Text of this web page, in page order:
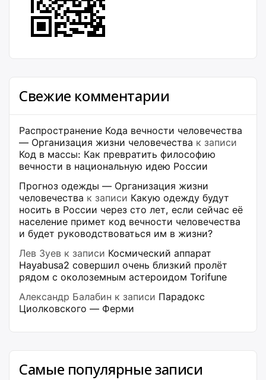
Свежие комментарии
Распространение Кода вечности человечества
— Организация жизни человечества к записи
Код в массы: Как превратить философию
вечности в национальную идею России
Прогноз одежды — Организация жизни
человечества к записи Какую одежду будут
носить в России через сто лет, если сейчас её
население примет код вечности человечества
и будет руководствоваться им в жизни?
Лев Зуев к записи Космический аппарат
Hayabusa2 совершил очень близкий пролёт
рядом с околоземным астероидом Torifune
Александр Балабин к записи Парадокс
Циолковского — Ферми
Самые популярные записи